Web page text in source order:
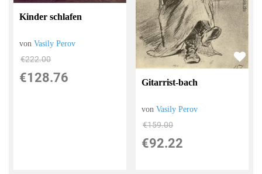
Kinder schlafen
vonVasily Perov
€222.00
€128.76 Gitarrist-bach
vonVasily Perov
€159.00
€92.22